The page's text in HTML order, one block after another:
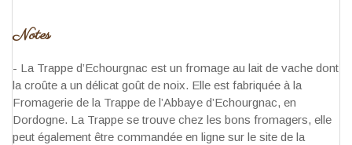
Notes
- La Trappe d’Echourgnac est un fromage au lait de vache dont
la croûte a un délicat goût de noix. Elle est fabriquée à la
Fromagerie de la Trappe de l’Abbaye d’Echourgnac, en
Dordogne. La Trappe se trouve chez les bons fromagers, elle
peut également être commandée en ligne sur le site de la